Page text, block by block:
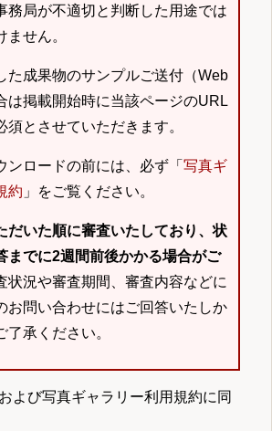
務局が不適切と判断した用途では
ません。
た成果物のサンプルご送付（Web
は掲載開始時に当該ページのURL
須とさせていただきます。
ロードの前には、必ず「 写真ギ
約 」をご覧ください。
だいた順に審査いたしており、状
までに2週間前後かかる場合がご
状況や審査期間、審査内容などに
お問い合わせにはご回答いたしか
了承ください。
よび写真ギャラリー利用規約に同